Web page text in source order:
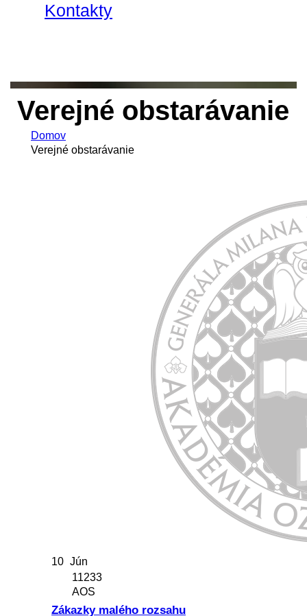
Kontakty
Verejné obstarávanie
Domov
Verejné obstarávanie
10 Jún
11233
AOS
Zákazky malého rozsahu